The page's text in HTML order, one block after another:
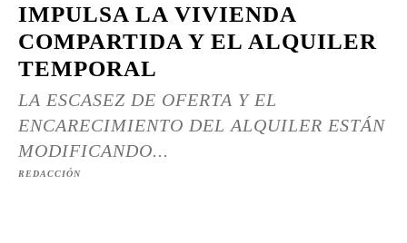
IMPULSA LA VIVIENDA
COMPARTIDA Y EL ALQUILER
TEMPORAL
LA ESCASEZ DE OFERTA Y EL
ENCARECIMIENTO DEL ALQUILER ESTÁN
MODIFICANDO...
REDACCIÓN